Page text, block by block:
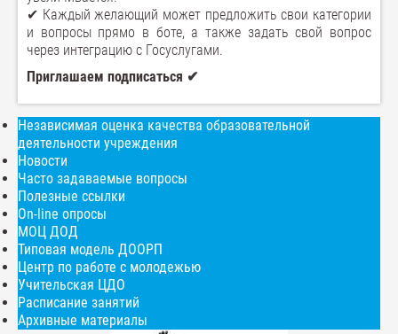
✔ Каждый желающий может предложить свои категории
и вопросы прямо в боте, а также задать свой вопрос
через интеграцию с Госуслугами.
Приглашаем подписаться ✔
Независимая оценка качества образовательной
деятельности учреждения
Новости
Часто задаваемые вопросы
Полезные ссылки
On-line опросы
МОЦ ДОД
Типовая модель ДООРП
Центр по работе с молодежью
Учительская ЦДО
Расписание занятий
Архивные материалы